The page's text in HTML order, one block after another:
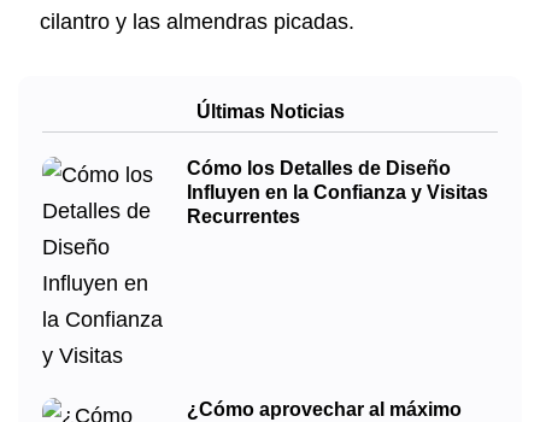
cilantro y las almendras picadas.
Últimas Noticias
Cómo los Detalles de Diseño
Influyen en la Confianza y Visitas
Recurrentes
¿Cómo aprovechar al máximo